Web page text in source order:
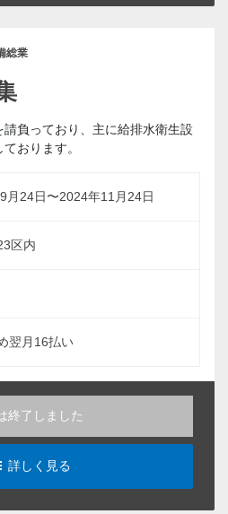
総業
負っており、主に給排水衛生設
おります。
月24日〜2024年11月24日
区内
翌月16払い
終了しました
詳しく見る